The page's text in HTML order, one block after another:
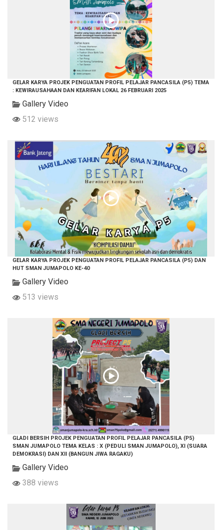
GELAR KARYA PROJEK PENGUATAN PROFIL PELAJAR PANCASILA (P5) TEMA
: KEWIRAUSAHAAN DAN KEARIFAN LOKAL 26 FEBRUARI 2025
Gallery Video
512 views
GELAR KARYA PROJEK PENGUATAN PROFIL PELAJAR PANCASILA (P5) DAN
HUT SMAN JUMAPOLO KE-40
Gallery Video
513 views
GLADI BERSIH PROJEK PENGUATAN PROFIL PELAJAR PANCASILA (P5)
SMAN JUMAPOLO TEMA KELAS : X (PEDULI SMAN JUMAPOLO), XI (SUARA
DEMOKRASI) DAN XII (BANGUN JIWA RAGAKU)
Gallery Video
388 views